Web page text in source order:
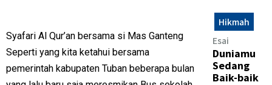
Syafari Al Qur’an bersama si Mas Ganteng
Seperti yang kita ketahui bersama
pemerintah kabupaten Tuban beberapa bulan
Hikmah
Esai
Duniamu
Sedang
Baik-baik